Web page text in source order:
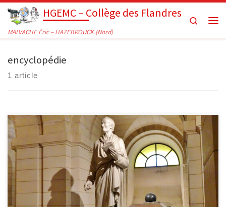
Passer au contenuHGEMC – Collège des Flandres
MALVACHE Éric – HAZEBROUCK (Nord)
Search
encyclopédie
1 article